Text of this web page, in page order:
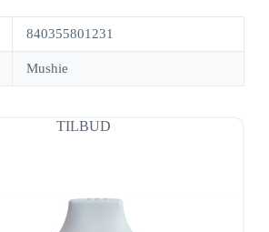
840355801231
Mushie
TILBUD